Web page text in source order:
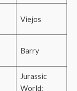
Viejos
Barry
Jurassic
World: